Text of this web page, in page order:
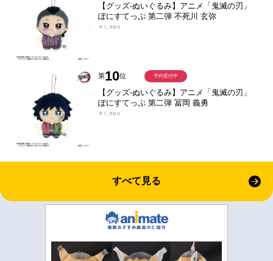
【グッズ-ぬいぐるみ】アニメ「鬼滅の刃」
ぽにすてっぷ 第二弾 不死川 玄弥
￥1,980
第10位
【グッズ-ぬいぐるみ】アニメ「鬼滅の刃」
ぽにすてっぷ 第二弾 冨岡 義勇
￥1,980
予約受付中
すべて見る